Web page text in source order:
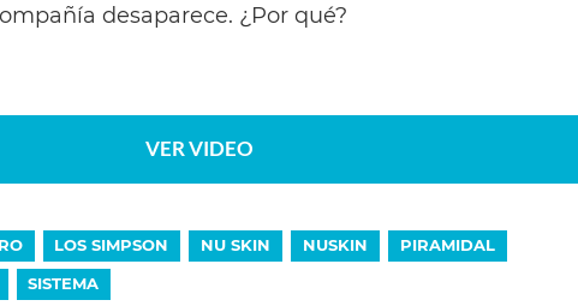
desaparece. ¿Por qué?
VER VIDEO
LOS SIMPSON NU SKIN NUSKIN
PIRAMIDAL
SISTEMA